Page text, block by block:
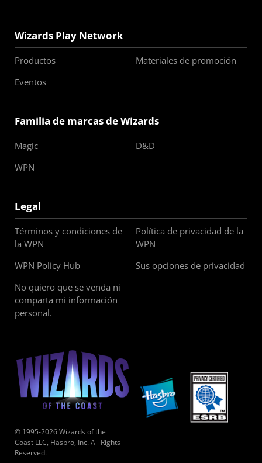
Wizards Play Network
Productos
Materiales de promoción
Eventos
Familia de marcas de Wizards
Magic
D&D
WPN
Legal
Términos y condiciones de
la WPN
Política de privacidad de la
WPN
WPN Policy Hub
Sus opciones de privacidad
No quiero que se venda ni
comparta mi información
personal.
© 1995-2026 Wizards of the
Coast LLC, Hasbro, Inc. All Rights
Reserved.